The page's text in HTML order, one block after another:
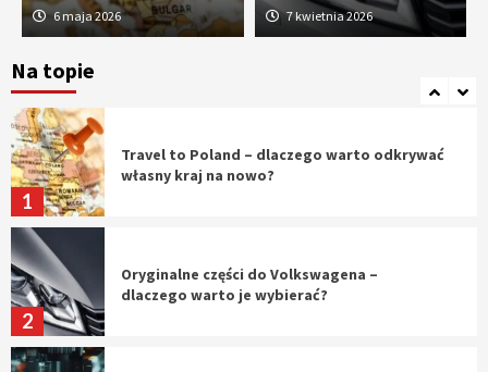
6 maja 2026 7 kwietnia 2026
Na topie
5
Tworzenie aplikacji internetowych – jak
1
Travel to Poland – dlaczego warto odkrywać
własny kraj na nowo?
2
Oryginalne części do Volkswagena –
dlaczego warto je wybierać?